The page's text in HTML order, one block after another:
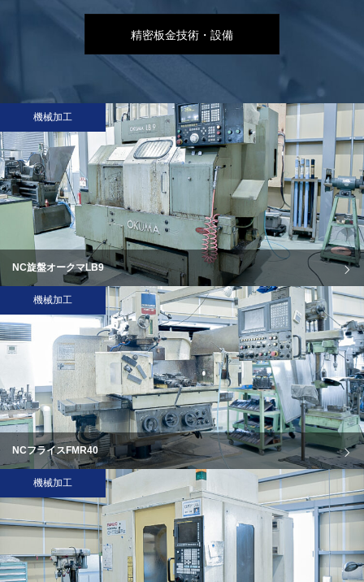
精密板金技術・設備
機械加工
NC旋盤オークマLB9
機械加工
NCフライスFMR40
機械加工